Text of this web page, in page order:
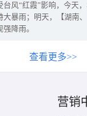
台风“红霞”影响，今天
大暴雨；明天，【湖南
强降雨。
查看更多>>
营销